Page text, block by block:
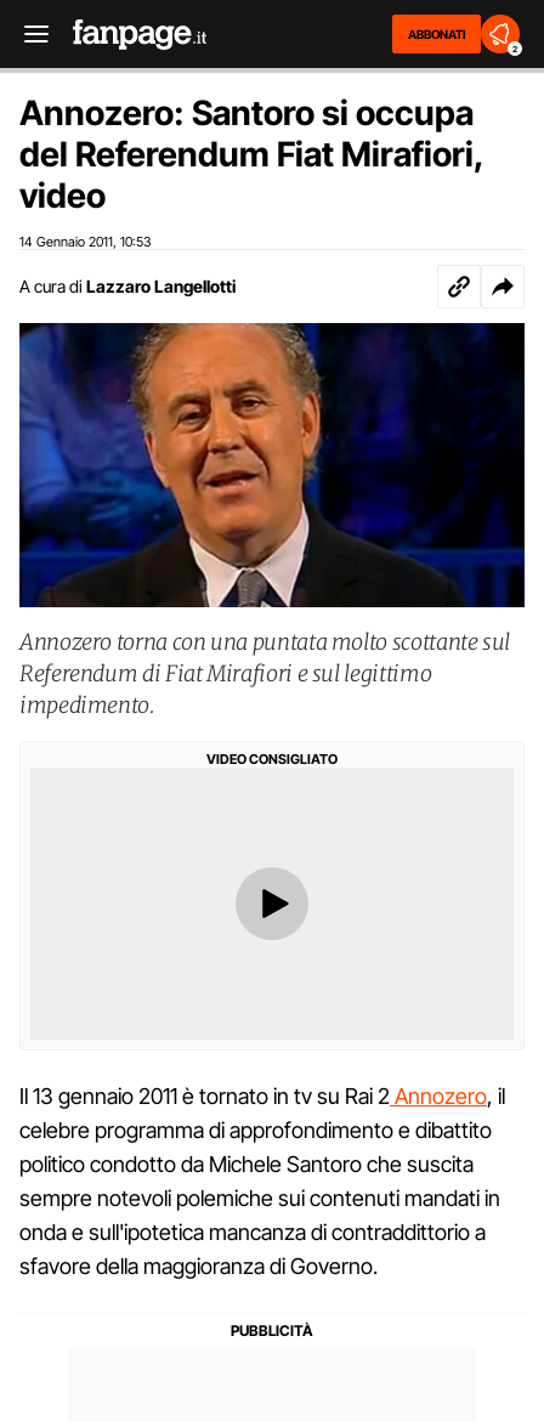
ABBONATI
2
Annozero: Santoro si occupa
del Referendum Fiat Mirafiori,
video
14 Gennaio 2011 10:53
A cura di Lazzaro Langellotti
Annozero torna con una puntata molto scottante sul
Referendum di Fiat Mirafiori e sul legittimo
impedimento.
VIDEO CONSIGLIATO
Il 13 gennaio 2011 è tornato in tv su Rai 2 Annozero, il
celebre programma di approfondimento e dibattito
politico condotto da Michele Santoro che suscita
sempre notevoli polemiche sui contenuti mandati in
onda e sull'ipotetica mancanza di contraddittorio a
sfavore della maggioranza di Governo.